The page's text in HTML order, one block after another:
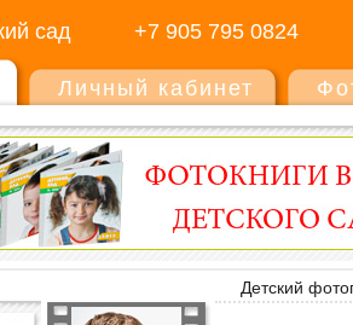
сад +7 905 795 0824
Личный кабинет
Детский